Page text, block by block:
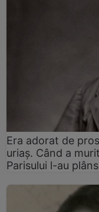
Era adorat de
uriaș. Când a
Parisului l-au plâns